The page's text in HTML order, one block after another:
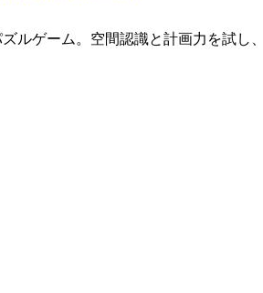
ルゲーム。空間認識と計画力を試し